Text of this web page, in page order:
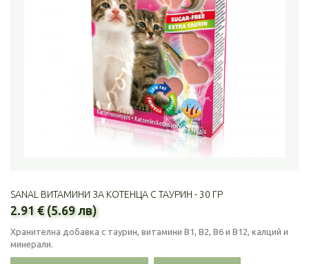
SANAL ВИТАМИНИ ЗА КОТЕНЦА С ТАУРИН - 30 ГР
2.91 € (5.69 лв)
Хранителна добавка с таурин, витамини В1, В2, В6 и В12, калций и
минерали.